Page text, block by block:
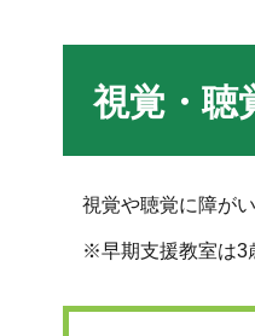
視覚・聴
視覚や聴覚に障がい
※早期支援教室は3